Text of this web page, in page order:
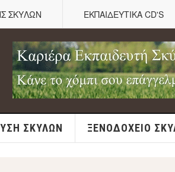
ΣΚΥΛΩΝ ΕΚΠΑΙΔΕΥΤΙΚΑ CD'S
ΣΚΎΛΩΝ ΞΕΝΟΔΟΧΕΊΟ